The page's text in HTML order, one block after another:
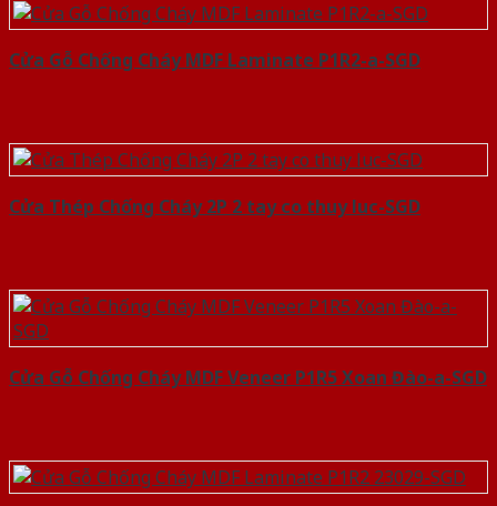
Cửa Gỗ Chống Cháy MDF Laminate P1R2-a-SGD
Cửa Thép Chống Cháy 2P 2 tay co thuy luc-SGD
Cửa Gỗ Chống Cháy MDF Veneer P1R5 Xoan Đào-a-SGD